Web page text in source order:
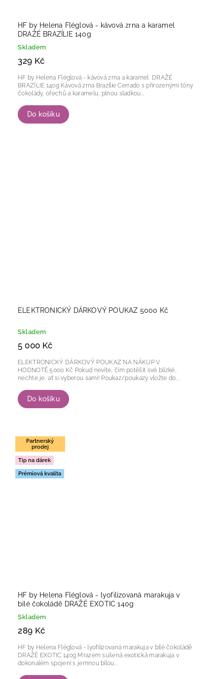
HF by Helena Fléglová - kávová zrna a karamel
DRAŽÉ BRAZÍLIE 140g
Skladem
329 Kč
Do košíku
HF by Helena Fléglová - kávová zrna a karamel DRAŽÉ
BRAZÍLIE 140g Kávová zrna Brazílie Cerrado s přirozenými tóny
čokolády, ořechů a karamelu, plnou sladkou...
ELEKTRONICKÝ DÁRKOVÝ POUKAZ 5000 Kč
Skladem
5 000 Kč
Do košíku
ELEKTRONICKÝ DÁRKOVÝ POUKAZ NA NÁKUP V
HODNOTĚ 5000 Kč Pokud nevíte, čím potěšit své blízké,
nechte je, ať si vyberou sami! Poukaz/poukazy vložte do...
Partnerský
prodej
Tip na dárek
Prémiová kvalita
HF by Helena Fléglová - lyofilizovaná marakuja v
bílé čokoládě DRAŽÉ EXOTIC 140g
Skladem
289 Kč
HF by Helena Fléglová - lyofilizovaná marakuja v bílé čokoládě
DRAŽÉ EXOTIC 140g Mrazem sušená exotická marakuja v
dokonalém spojení s jemnou bílou...